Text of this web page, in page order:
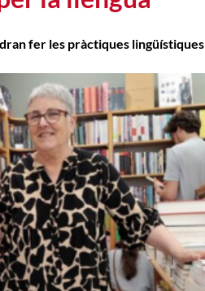
fer les pràctiques lingüístiques